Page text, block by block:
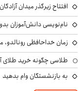
افتتاح زیرگذر میدان
نام‌نویسی دانش‌آموزان
زمان خداحافظی
طلاسی چگونه خرید طلای
به بازنشستگان وام بدهید